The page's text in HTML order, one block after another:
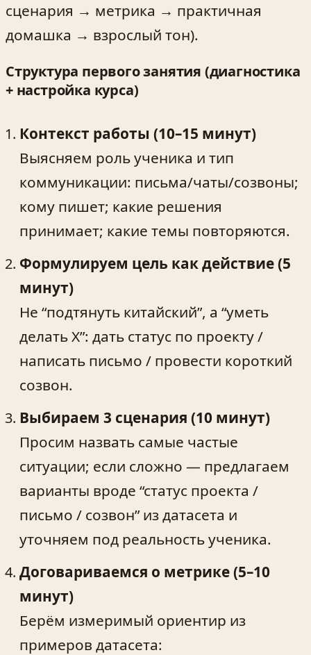
сценария → метрика → практичная
домашка → взрослый тон).
Структура первого занятия (диагностика
+ настройка курса)
Контекст работы (10–15 минут)
Выясняем роль ученика и тип
коммуникации: письма/чаты/созвоны;
кому пишет; какие решения
принимает; какие темы повторяются.
Формулируем цель как действие (5
минут)
Не “подтянуть китайский”, а “уметь
делать X”: дать статус по проекту /
написать письмо / провести короткий
созвон.
Выбираем 3 сценария (10 минут)
Просим назвать самые частые
ситуации; если сложно — предлагаем
варианты вроде “статус проекта /
письмо / созвон” из датасета и
уточняем под реальность ученика.
Договариваемся о метрике (5–10
минут)
Берём измеримый ориентир из
примеров датасета: